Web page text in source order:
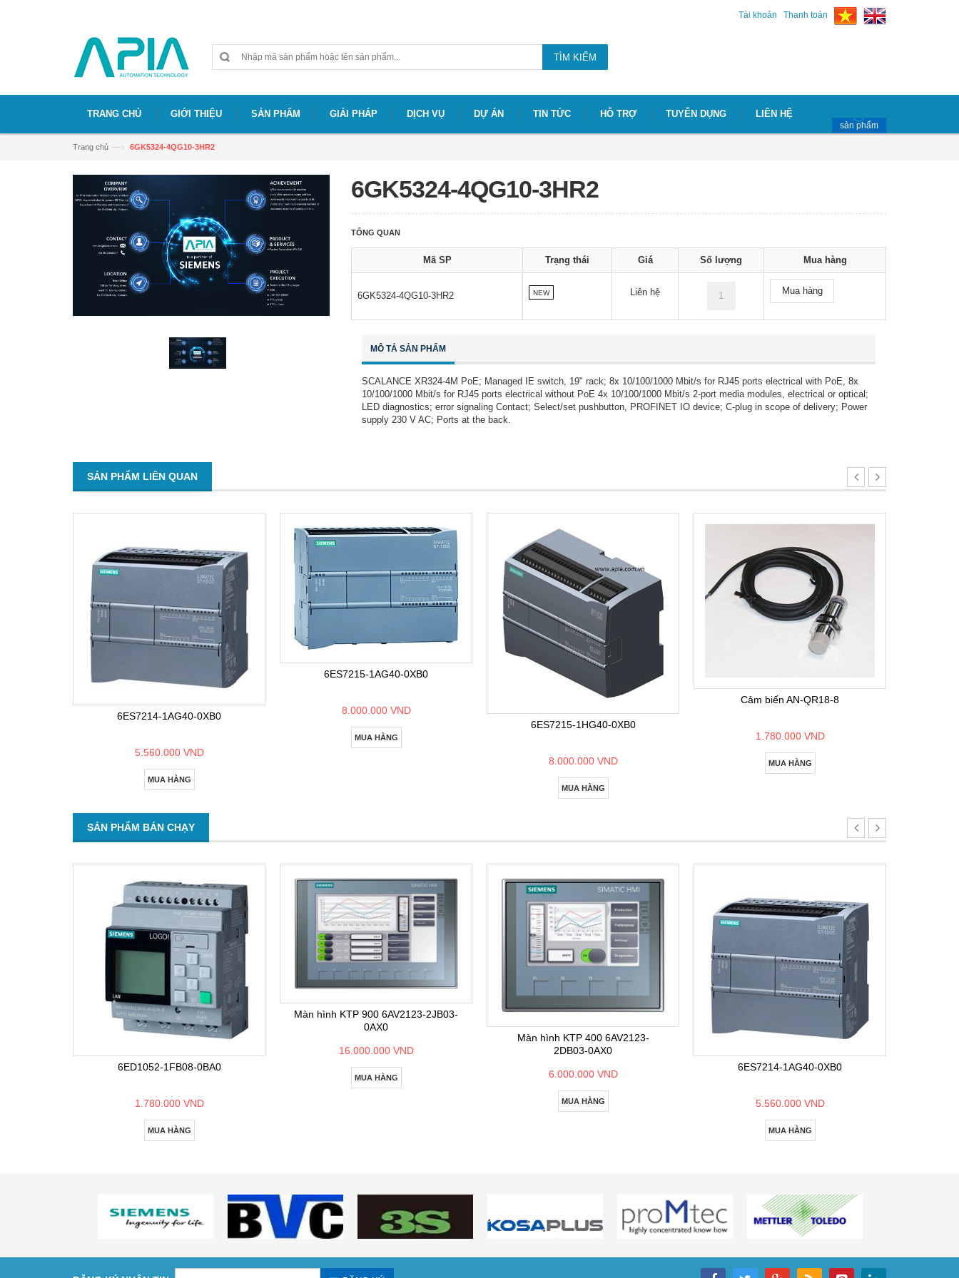
Tài khoản Thanh toán
TÌM KIẾM
TRANG CHỦ GIỚI THIỆU SẢN PHẨM GIẢI PHÁP DỊCH VỤ DỰ ÁN TIN TỨC HỖ TRỢ TUYỄN DỤNG LIÊN HỆ
sản phẩm
Trang chủ —› 6GK5324-4QG10-3HR2
6GK5324-4QG10-3HR2
TỔNG QUAN
Mã SP Trạng thái Giá Số lượng Mua hàng
6GK5324-4QG10-3HR2 NEW Liên hệ Mua hàng
MÔ TẢ SẢN PHẨM
SCALANCE XR324-4M PoE; Managed IE switch, 19" rack; 8x 10/100/1000 Mbit/s for RJ45 ports electrical with PoE, 8x
10/100/1000 Mbit/s for RJ45 ports electrical without PoE 4x 10/100/1000 Mbit/s 2-port media modules, electrical or optical;
LED diagnostics; error signaling Contact; Select/set pushbutton, PROFINET IO device; C-plug in scope of delivery; Power
supply 230 V AC; Ports at the back.
SẢN PHẨM LIÊN QUAN
6ES7214-1AG40-0XB0
5.560.000 VND
MUA HÀNG
6ES7215-1AG40-0XB0
8.000.000 VND
MUA HÀNG
6ES7215-1HG40-0XB0
8.000.000 VND
MUA HÀNG
Cảm biến AN-QR18-8
1.780.000 VND
MUA HÀNG
SẢN PHẨM BÁN CHẠY
6ED1052-1FB08-0BA0
1.780.000 VND
MUA HÀNG
Màn hình KTP 900 6AV2123-2JB03-
0AX0
16.000.000 VND
MUA HÀNG
Màn hình KTP 400 6AV2123-
2DB03-0AX0
6.000.000 VND
MUA HÀNG
6ES7214-1AG40-0XB0
5.560.000 VND
MUA HÀNG